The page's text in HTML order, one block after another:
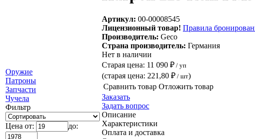
Оружие
Патроны
Запчасти
Чучела
Фильтр
Цена от: до:
Артикул: 00-00008545
Лицензионный товар! Правила
Производитель: Geco
Страна производитель: Германия
Нет в наличии
Старая цена: 11 090 ₽ / уп
(старая цена: 221,80 ₽ / шт)
Сравнить товар Отложить товар
Заказать
Задать вопрос
Описание
Характеристики
Оплата и доставка